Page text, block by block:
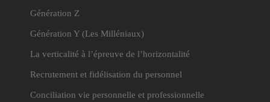
Génération Z
Génération Y (Les Milléniaux)
La verticalité à l’épreuve de l’horizontalité
Recrutement et fidélisation du personnel
Conciliation vie personnelle et professionnelle